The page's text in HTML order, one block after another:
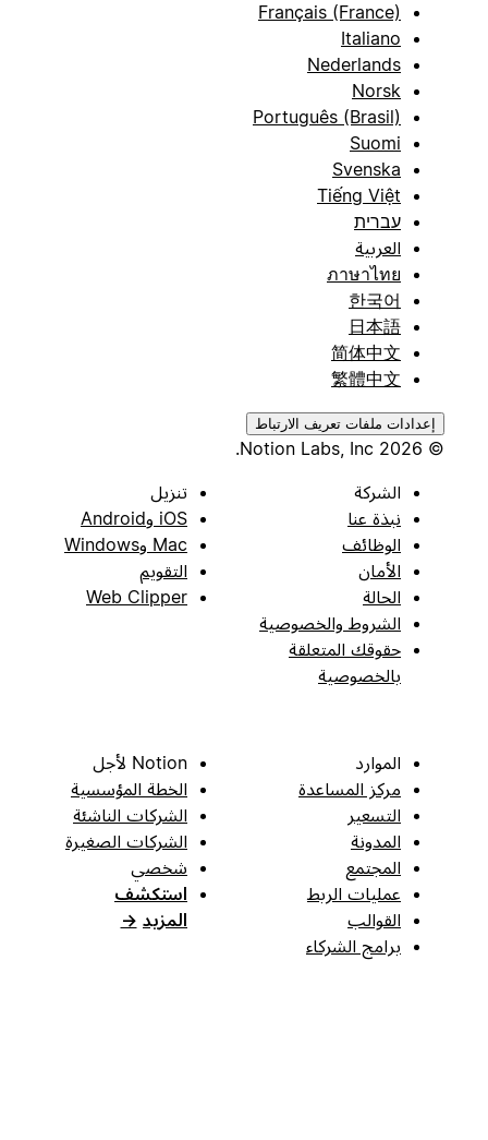
Français (France)
Italiano
Nederlands
Norsk
Português (Brasil)
Suomi
Svenska
Tiếng Việt
עברית
العربية
ภาษาไทย
한국어
日本語
简体中文
繁體中文
إعدادات ملفات تعريف الارتباط
الشركة
نبذة عنا
الوظائف
الأمان
الحالة
الشروط والخصوصية
حقوقك المتعلقة
بالخصوصية
تنزيل
iOS وAndroid
Mac وWindows
التقويم
Web Clipper
الموارد
مركز المساعدة
التسعير
المدونة
المجتمع
عمليات الربط
القوالب
برامج الشركاء
Notion لأجل
الخطة المؤسسية
الشركات الناشئة
الشركات الصغيرة
شخصي
استكشف
المزيد →